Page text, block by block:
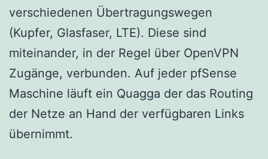
verschiedenen Übertragungswegen
(Kupfer, Glasfaser, LTE). Diese sind
miteinander, in der Regel über OpenVPN
Zugänge, verbunden. Auf jeder pfSense
Maschine läuft ein Quagga der das Routing
der Netze an Hand der verfügbaren Links
übernimmt.